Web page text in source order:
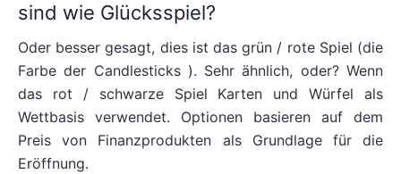
sind wie Glücksspiel?
Oder besser gesagt, dies ist das grün / rote Spiel (die
Farbe der Candlesticks ). Sehr ähnlich, oder? Wenn
das rot / schwarze Spiel Karten und Würfel als
Wettbasis verwendet. Optionen basieren auf dem
Preis von Finanzprodukten als Grundlage für die
Eröffnung.